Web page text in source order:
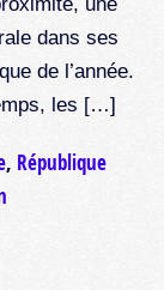
dans ses
de l’année.
les […]
, République